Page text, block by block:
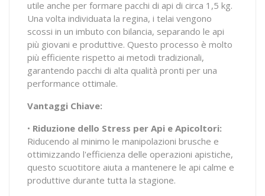
utile anche per formare pacchi di api di circa 1,5 kg.
Una volta individuata la regina, i telai vengono
scossi in un imbuto con bilancia, separando le api
più giovani e produttive. Questo processo è molto
più efficiente rispetto ai metodi tradizionali,
garantendo pacchi di alta qualità pronti per una
performance ottimale.
Vantaggi Chiave:
• Riduzione dello Stress per Api e Apicoltori:
Riducendo al minimo le manipolazioni brusche e
ottimizzando l'efficienza delle operazioni apistiche,
questo scuotitore aiuta a mantenere le api calme e
produttive durante tutta la stagione.